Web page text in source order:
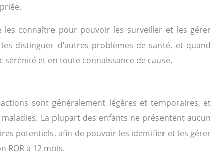
les connaître pour pouvoir les surveiller et les gérer
distinguer d’autres problèmes de santé, et quand
et en toute connaissance de cause.
sont généralement légères et temporaires, et
La plupart des enfants ne présentent aucun
potentiels, afin de pouvoir les identifier et les gérer
ROR à 12 mois.